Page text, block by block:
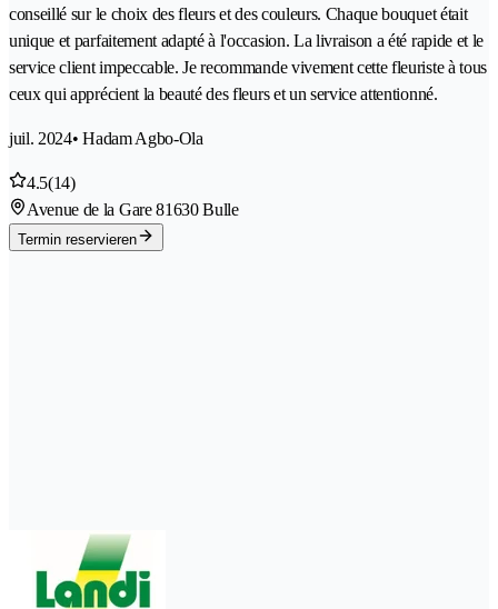
conseillé sur le choix des fleurs et des couleurs. Chaque bouquet était
unique et parfaitement adapté à l'occasion. La livraison a été rapide et le
service client impeccable. Je recommande vivement cette fleuriste à tous
ceux qui apprécient la beauté des fleurs et un service attentionné.
juil. 2024• Hadam Agbo-Ola
4.5(14)
Avenue de la Gare 81630 Bulle
Termin reservieren